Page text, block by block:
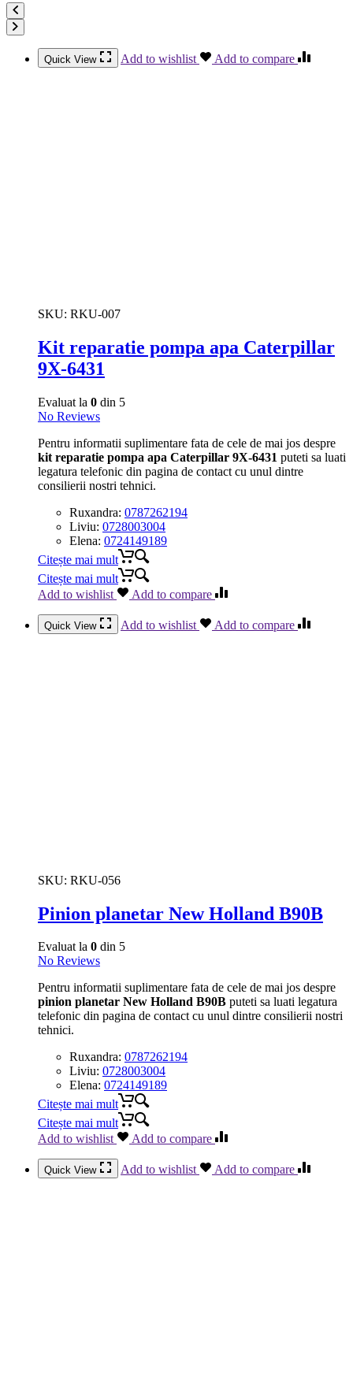
Quick View Add to wishlist Add to compare
SKU: RKU-007
Kit reparatie pompa apa Caterpillar
9X-6431
Evaluat la 0 din 5
No Reviews
Pentru informatii suplimentare fata de cele de mai jos despre
kit reparatie pompa apa Caterpillar 9X-6431 puteti sa luati
legatura telefonic din pagina de contact cu unul dintre
consilierii nostri tehnici.
Ruxandra: 0787262194
Liviu: 0728003004
Elena: 0724149189
Citește mai mult
Citește mai mult
Add to wishlist
Add to compare
Quick View Add to wishlist Add to compare
SKU: RKU-056
Pinion planetar New Holland B90B
Evaluat la 0 din 5
No Reviews
Pentru informatii suplimentare fata de cele de mai jos despre
pinion planetar New Holland B90B puteti sa luati legatura
telefonic din pagina de contact cu unul dintre consilierii nostri
tehnici.
Ruxandra: 0787262194
Liviu: 0728003004
Elena: 0724149189
Citește mai mult
Citește mai mult
Add to wishlist
Add to compare
Quick View Add to wishlist Add to compare